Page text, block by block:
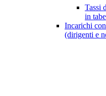
Tassi
in
Incarichi
(dirigenti e